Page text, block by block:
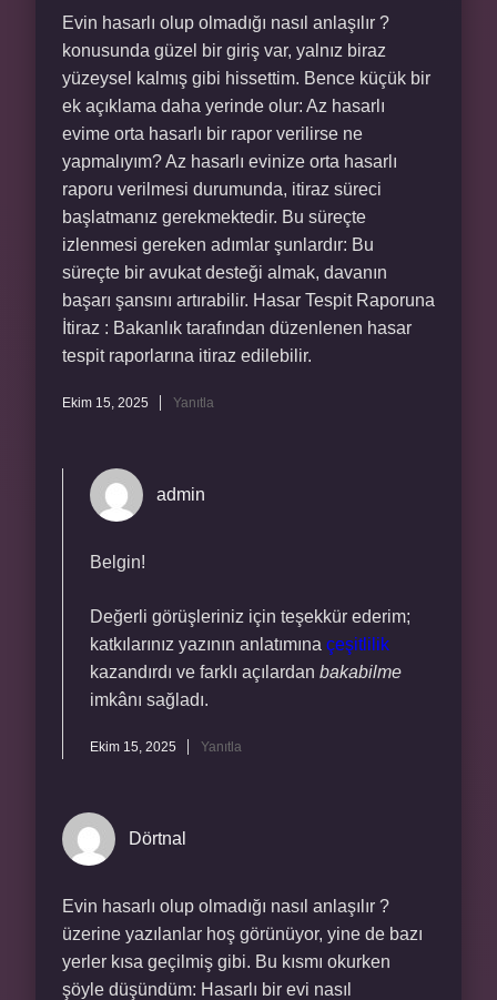
Evin hasarlı olup olmadığı nasıl anlaşılır ?
konusunda güzel bir giriş var, yalnız biraz
yüzeysel kalmış gibi hissettim. Bence küçük bir
ek açıklama daha yerinde olur: Az hasarlı
evime orta hasarlı bir rapor verilirse ne
yapmalıyım? Az hasarlı evinize orta hasarlı
raporu verilmesi durumunda, itiraz süreci
başlatmanız gerekmektedir. Bu süreçte
izlenmesi gereken adımlar şunlardır: Bu
süreçte bir avukat desteği almak, davanın
başarı şansını artırabilir. Hasar Tespit Raporuna
İtiraz : Bakanlık tarafından düzenlenen hasar
tespit raporlarına itiraz edilebilir.
Ekim 15, 2025 Yanıtla
admin
Belgin!
Değerli görüşleriniz için teşekkür ederim;
katkılarınız yazının anlatımına çeşitlilik
kazandırdı ve farklı açılardan bakabilme
imkânı sağladı.
Ekim 15, 2025 Yanıtla
Dörtnal
Evin hasarlı olup olmadığı nasıl anlaşılır ?
üzerine yazılanlar hoş görünüyor, yine de bazı
yerler kısa geçilmiş gibi. Bu kısmı okurken
şöyle düşündüm: Hasarlı bir evi nasıl